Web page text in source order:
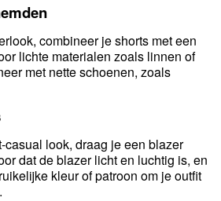
combineer je shorts met een
lichte materialen zoals linnen of
met nette schoenen, zoals
casual look, draag je een blazer
dat de blazer licht en luchtig is, en
kleur of patroon om je outfit